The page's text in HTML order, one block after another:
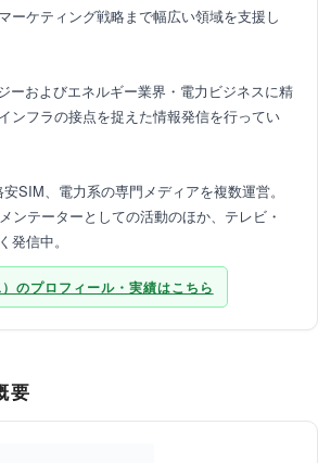
ーケティング戦略まで幅広い領域を支援し
ーおよびエネルギー業界・電力ビジネスに精
ンフラの接点を捉えた情報発信を行ってい
SIM、電力系の専門メディアを複数運営。
ンテーターとしての活動のほか、テレビ・
発信中。
のプロフィール・実績はこちら
要